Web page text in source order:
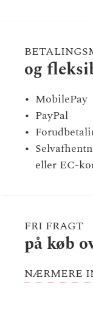
og
MobilePay
PayPal
eller EC-
FRI FRAGT
på køb
NÆRMERE